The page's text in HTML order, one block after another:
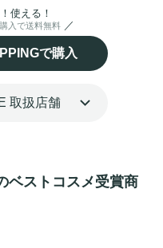
使える！
入で送料無料
で購入
取扱店舗
ベストコスメ受賞商